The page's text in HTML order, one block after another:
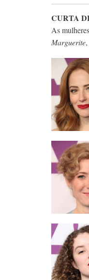
CURTA
As
Marguerite